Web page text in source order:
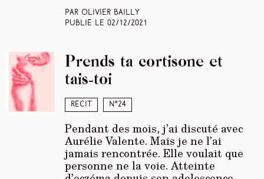
Par Olivier Bailly
Publié le 02/12/2021
Récit N°24
Prends ta cortisone et
tais-toi
Pendant des mois, j’ai discuté avec
Aurélie Valente. Mais je ne l’ai
jamais rencontrée. Elle voulait que
personne ne la voie. Atteinte